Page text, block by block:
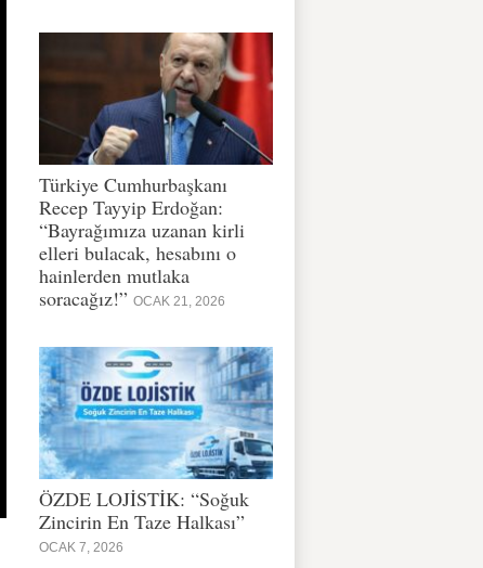
Türkiye Cumhurbaşkanı
Recep Tayyip Erdoğan:
“Bayrağımıza uzanan kirli
elleri bulacak, hesabını o
hainlerden mutlaka
soracağız!” OCAK 21, 2026
ÖZDE LOJİSTİK: “Soğuk
Zincirin En Taze Halkası”
OCAK 7, 2026